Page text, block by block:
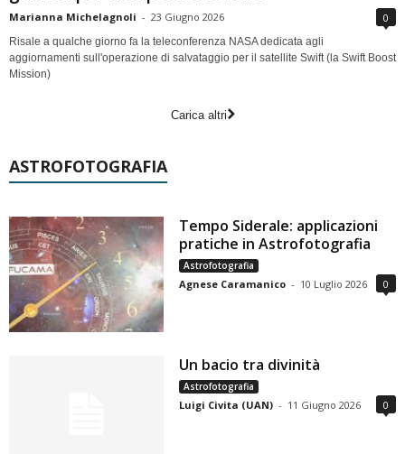
Marianna Michelagnoli - 23 Giugno 2026 0
Risale a qualche giorno fa la teleconferenza NASA dedicata agli
aggiornamenti sull'operazione di salvataggio per il satellite Swift (la Swift Boost
Mission)
Carica altri
ASTROFOTOGRAFIA
Tempo Siderale: applicazioni
pratiche in Astrofotografia
Astrofotografia
Agnese Caramanico - 10 Luglio 2026 0
Un bacio tra divinità
Astrofotografia
Luigi Civita (UAN) - 11 Giugno 2026 0